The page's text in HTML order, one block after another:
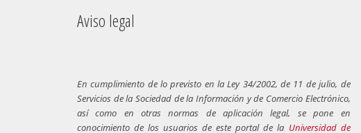
Aviso legal
En cumplimiento de lo previsto en la Ley 34/2002, de 11 de julio, de
Servicios de la Sociedad de la Información y de Comercio Electrónico,
así como en otras normas de aplicación legal, se pone en
conocimiento de los usuarios de este portal de la Universidad de